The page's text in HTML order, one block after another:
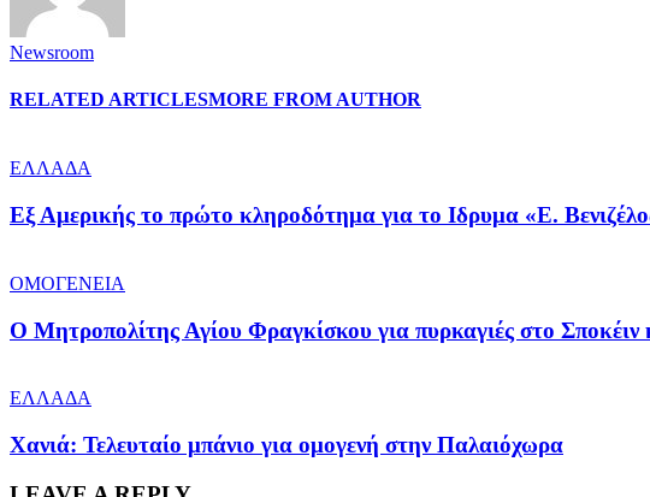
Newsroom
RELATED ARTICLESMORE FROM AUTHOR
ΕΛΛΑΔΑ
Εξ Αμερικής το πρώτο κληροδότημα για το Ιδρυμα «Ε.
ΟΜΟΓΕΝΕΙΑ
Ο Μητροπολίτης Αγίου Φραγκίσκου για πυρκαγιές στο Σποκέιν
ΕΛΛΑΔΑ
Χανιά: Τελευταίο μπάνιο για ομογενή στην Παλαιόχωρα